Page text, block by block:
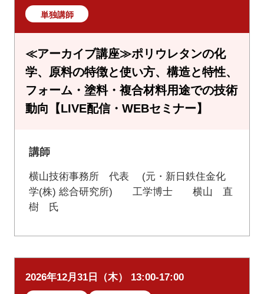
単独講師
≪アーカイブ講座≫ポリウレタンの化
学、原料の特徴と使い方、構造と特性、
フォーム・塗料・複合材料用途での技術
動向【LIVE配信・WEBセミナー】
講師
横山技術事務所 代表 (元・新日鉄住金化
学(株) 総合研究所) 工学博士 横山 直
樹 氏
2026年12月31日（木） 13:00-17:00